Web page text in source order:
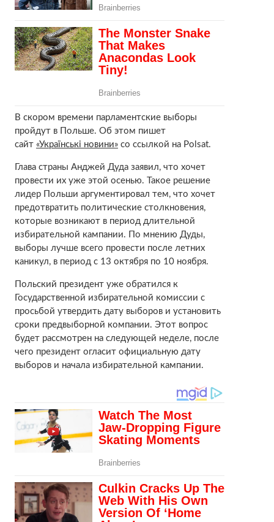
В скором времени парламентские выборы
пройдут в Польше. Об этом пишет
сайт «Українські новини»со ссылкой на Polsat.
Глава страны Анджей Дуда заявил, что хочет
провести их уже этой осенью. Такое решение
лидер Польши аргументировал тем, что хочет
предотвратить политические столкновения,
которые возникают в период длительной
избирательной кампании. По мнению Дуды,
выборы лучше всего провести после летних
каникул, в период с 13 октября по 10 ноября.
Польский президент уже обратился к
Государственной избирательной комиссии с
просьбой утвердить дату выборов и установить
сроки предвыборной компании. Этот вопрос
будет рассмотрен на следующей неделе, после
чего президент огласит официальную дату
выборов и начала избирательной кампании.